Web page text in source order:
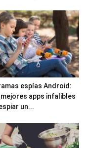
espías Android:
mejores apps infalibles
un...